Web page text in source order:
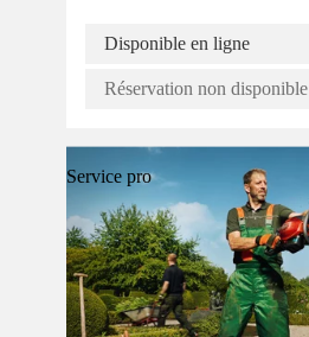
Disponible en ligne
Réservation non disponible
Service pro